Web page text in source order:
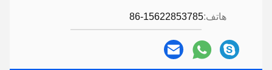
هاتف:86-15622853785